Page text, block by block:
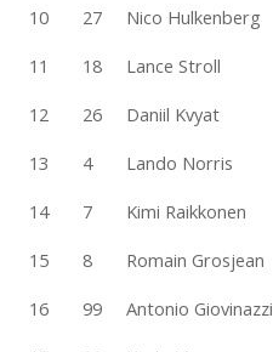
10
27 Nico Hulkenberg
11
18 Lance Stroll
12
26 Daniil Kvyat
13
4 Lando Norris
14
7 Kimi Raikkonen
15
8 Romain Grosjean
16
99 Antonio Giovinazzi